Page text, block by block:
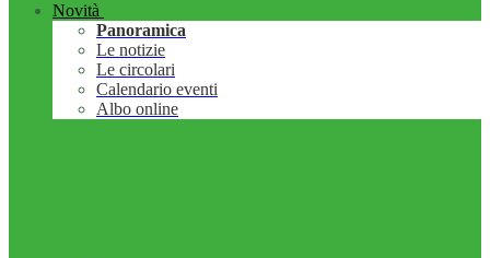
Novità
Panoramica
Le notizie
Le circolari
Calendario eventi
Albo online